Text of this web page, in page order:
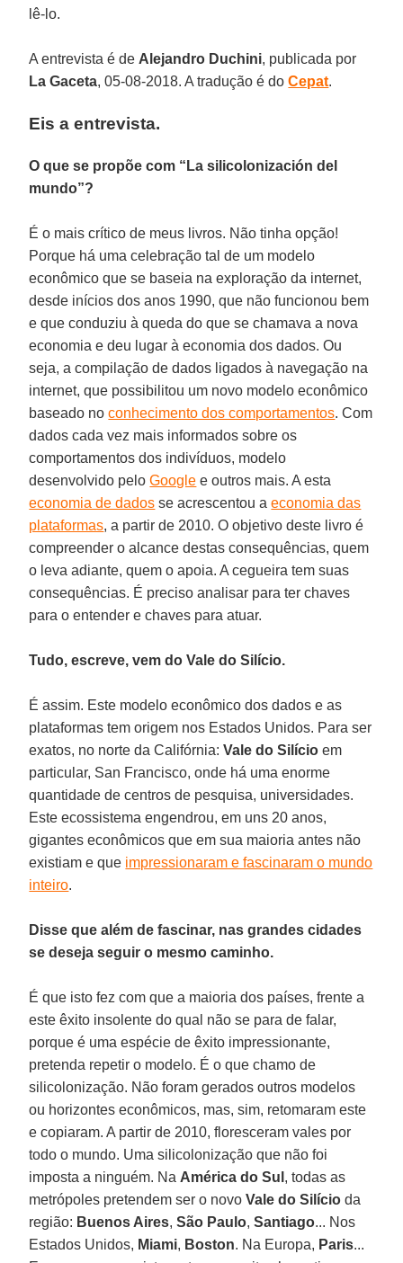
lê-lo.
A entrevista é de Alejandro Duchini, publicada por
La Gaceta, 05-08-2018. A tradução é doCepat.
Eis a entrevista.
O que se propõe com “La silicolonización del
mundo”?
É o mais crítico de meus livros. Não tinha opção!
Porque há uma celebração tal de um modelo
econômico que se baseia na exploração da internet,
desde inícios dos anos 1990, que não funcionou bem
e que conduziu à queda do que se chamava a nova
economia e deu lugar à economia dos dados. Ou
seja, a compilação de dados ligados à navegação na
internet, que possibilitou um novo modelo econômico
baseado noconhecimento dos comportamentos. Com
dados cada vez mais informados sobre os
comportamentos dos indivíduos, modelo
desenvolvido peloGoogle e outros mais. A esta
economia de dados se acrescentou aeconomia das
plataformas, a partir de 2010. O objetivo deste livro é
compreender o alcance destas consequências, quem
o leva adiante, quem o apoia. A cegueira tem suas
consequências. É preciso analisar para ter chaves
para o entender e chaves para atuar.
Tudo, escreve, vem do Vale do Silício.
É assim. Este modelo econômico dos dados e as
plataformas tem origem nos Estados Unidos. Para ser
exatos, no norte da Califórnia:Vale do Silício em
particular, San Francisco, onde há uma enorme
quantidade de centros de pesquisa, universidades.
Este ecossistema engendrou, em uns 20 anos,
gigantes econômicos que em sua maioria antes não
existiam e que impressionaram e fascinaram o mundo
inteiro.
Disse que além de fascinar, nas grandes cidades
se deseja seguir o mesmo caminho.
É que isto fez com que a maioria dos países, frente a
este êxito insolente do qual não se para de falar,
porque é uma espécie de êxito impressionante,
pretenda repetir o modelo. É o que chamo de
silicolonização. Não foram gerados outros modelos
ou horizontes econômicos, mas, sim, retomaram este
e copiaram. A partir de 2010, floresceram vales por
todo o mundo. Uma silicolonização que não foi
imposta a ninguém. Na América do Sul , todas as
metrópoles pretendem ser o novoVale do Silício da
região: Buenos Aires,São Paulo,Santiago... Nos
Estados Unidos, Miami, Boston. Na Europa, Paris...